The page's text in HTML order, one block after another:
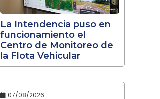
La Intendencia puso en
funcionamiento el
Centro de Monitoreo de
la Flota Vehicular
07/08/2026